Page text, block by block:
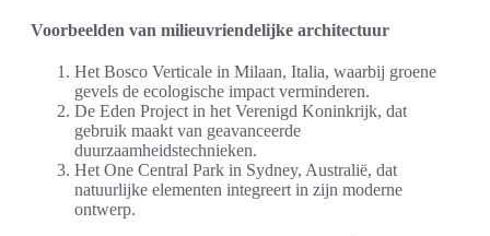
Voorbeelden van milieuvriendelijke architectuur
Het Bosco Verticale in Milaan, Italia, waarbij groene
gevels de ecologische impact verminderen.
De Eden Project in het Verenigd Koninkrijk, dat
gebruik maakt van geavanceerde
duurzaamheidstechnieken.
Het One Central Park in Sydney, Australië, dat
natuurlijke elementen integreert in zijn moderne
ontwerp.